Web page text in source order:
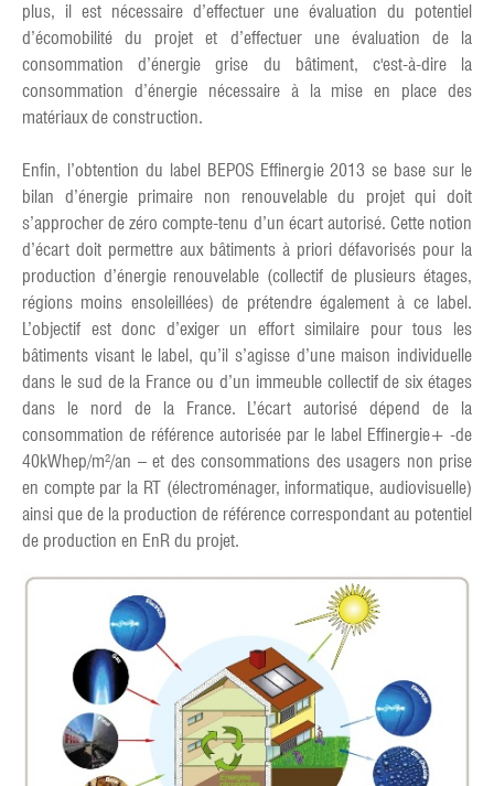
plus, il est nécessaire d’effectuer une évaluation du potentiel
d’écomobilité du projet et d’effectuer une évaluation de la
consommation d’énergie grise du bâtiment, c'est-à-dire la
consommation d’énergie nécessaire à la mise en place des
matériaux de construction.
Enfin, l’obtention du label BEPOS Effinergie 2013 se base sur le
bilan d’énergie primaire non renouvelable du projet qui doit
s’approcher de zéro compte-tenu d’un écart autorisé. Cette notion
d’écart doit permettre aux bâtiments à priori défavorisés pour la
production d’énergie renouvelable (collectif de plusieurs étages,
régions moins ensoleillées) de prétendre également à ce label.
L’objectif est donc d’exiger un effort similaire pour tous les
bâtiments visant le label, qu’il s’agisse d’une maison individuelle
dans le sud de la France ou d’un immeuble collectif de six étages
dans le nord de la France. L’écart autorisé dépend de la
consommation de référence autorisée par le label Effinergie+ -de
40kWhep/m²/an – et des consommations des usagers non prise
en compte par la RT (électroménager, informatique, audiovisuelle)
ainsi que de la production de référence correspondant au potentiel
de production en EnR du projet.